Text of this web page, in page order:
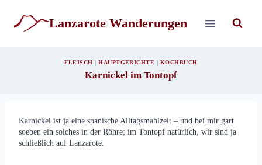
springen
Lanzarote Wanderungen
FLEISCH |HAUPTGERICHTE | KOCHBUCH
Karnickel im Tontopf
Karnickel ist ja eine spanische Alltagsmahlzeit – und bei mir gart
soeben ein solches in der Röhre; im Tontopf natürlich, wir sind ja
schließlich auf Lanzarote.